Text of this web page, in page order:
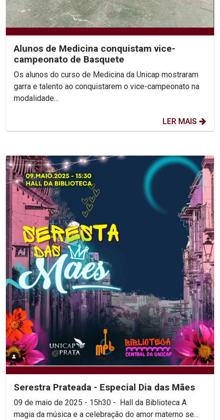
Alunos de Medicina conquistam vice-
campeonato de Basquete
Os alunos do curso de Medicina da Unicap mostraram
garra e talento ao conquistarem o vice-campeonato na
modalidade...
LER MAIS
Serestra Prateada - Especial Dia das Mães
09 de maio de 2025 - 15h30 - Hall da Biblioteca A
magia da música e a celebração do amor materno se...